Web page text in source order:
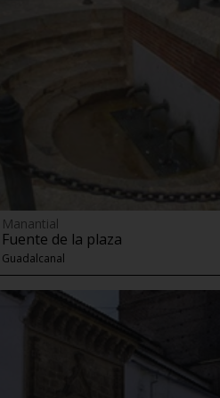
Manantial
Fuente de la plaza
Guadalcanal